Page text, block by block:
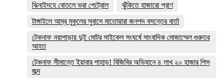
ঝিনাইদহে বোতলে ভরা পেট্রোল
ঝুঁকিতে হাজারো প্রাণ
টাঙ্গাইলে আম্র মুকুলের সুবাসে মাতোয়ারা জনপদ বসন্তের বার্তা
টেকনাফ নয়াপাড়ায় দুই মোটর সাইকেল সংঘর্ষে সাংবাদিক মোজাম্মেল গুরুতর
আহত
টেকনাফ সীমান্তে ইয়াবার পাহাড়! বিজিবির অভিযানে ৪ লাখ ২০ হাজার পিস
জব্দ